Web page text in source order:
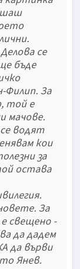
се
бъде
Филип. За
той е
мачове.
водят
кои
за
остава
За
свещено -
да дадем
да върви
Янев.